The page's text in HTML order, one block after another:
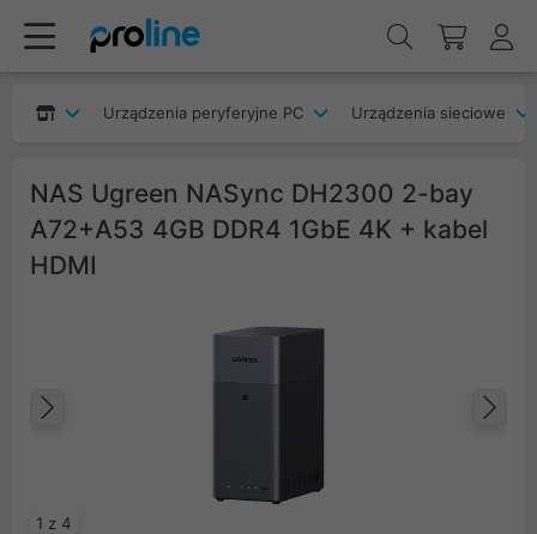
Urządzenia peryferyjne PC Urządzenia sieciowe
NAS Ugreen NASync DH2300 2-bay
A72+A53 4GB DDR4 1GbE 4K + kabel
HDMI
1 z 4